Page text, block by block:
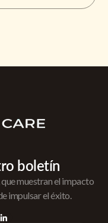
boletín
muestran el impacto
impulsar el éxito.